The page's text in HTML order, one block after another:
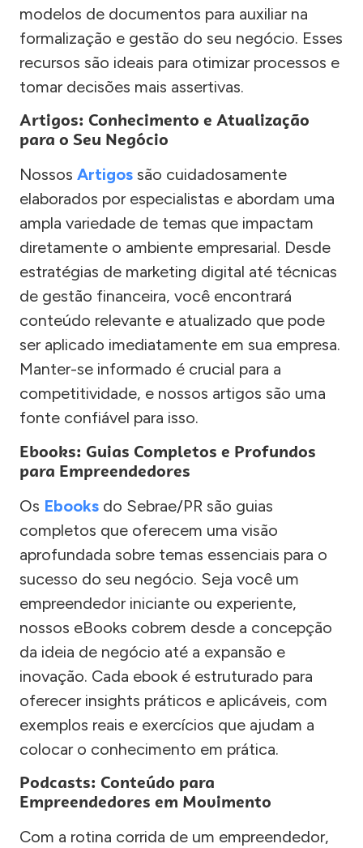
modelos de documentos para auxiliar na
formalização e gestão do seu negócio. Esses
recursos são ideais para otimizar processos e
tomar decisões mais assertivas.
Artigos: Conhecimento e Atualização
para o Seu Negócio
Nossos Artigos são cuidadosamente
elaborados por especialistas e abordam uma
ampla variedade de temas que impactam
diretamente o ambiente empresarial. Desde
estratégias de marketing digital até técnicas
de gestão financeira, você encontrará
conteúdo relevante e atualizado que pode
ser aplicado imediatamente em sua empresa.
Manter-se informado é crucial para a
competitividade, e nossos artigos são uma
fonte confiável para isso.
Ebooks: Guias Completos e Profundos
para Empreendedores
Os Ebooks do Sebrae/PR são guias
completos que oferecem uma visão
aprofundada sobre temas essenciais para o
sucesso do seu negócio. Seja você um
empreendedor iniciante ou experiente,
nossos eBooks cobrem desde a concepção
da ideia de negócio até a expansão e
inovação. Cada ebook é estruturado para
oferecer insights práticos e aplicáveis, com
exemplos reais e exercícios que ajudam a
colocar o conhecimento em prática.
Podcasts: Conteúdo para
Empreendedores em Movimento
Com a rotina corrida de um empreendedor,